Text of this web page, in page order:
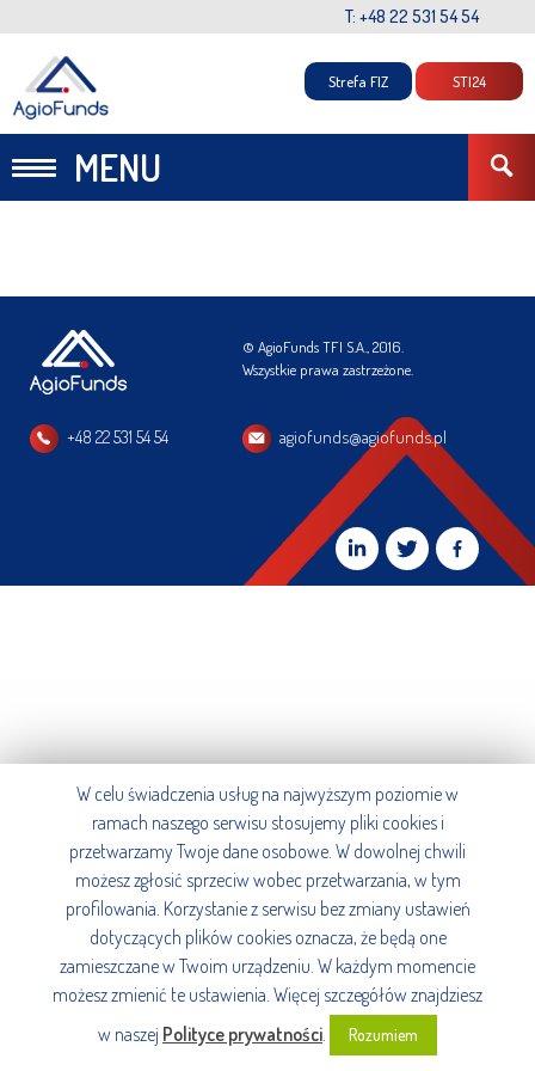
T: +48 22 531 54 54
MENU
Strefa FIZ STI24
© AgioFunds TFI S.A., 2016.
Wszystkie prawa zastrzeżone.
+48 22 531 54 54 agiofunds@agiofunds.pl
W celu świadczenia usług na najwyższym poziomie w
ramach naszego serwisu stosujemy pliki cookies i
przetwarzamy Twoje dane osobowe. W dowolnej chwili
możesz zgłosić sprzeciw wobec przetwarzania, w tym
profilowania. Korzystanie z serwisu bez zmiany ustawień
dotyczących plików cookies oznacza, że będą one
zamieszczane w Twoim urządzeniu. W każdym momencie
możesz zmienić te ustawienia. Więcej szczegółów znajdziesz
w naszej Polityce prywatności. Rozumiem